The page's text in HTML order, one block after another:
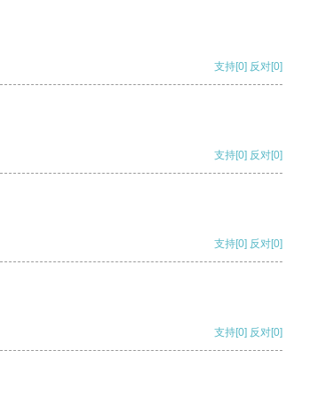
支持[0] 反对[0]
支持[0] 反对[0]
支持[0] 反对[0]
支持[0] 反对[0]